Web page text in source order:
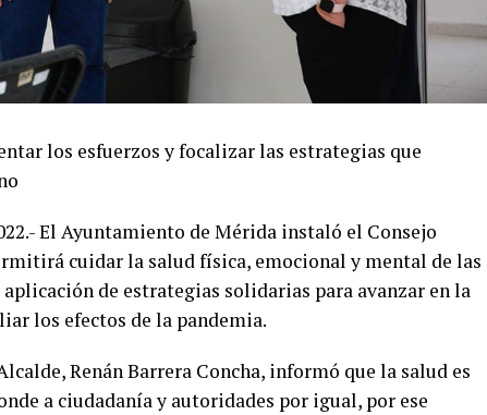
los esfuerzos y focalizar las estrategias que
El Ayuntamiento de Mérida instaló el Consejo
cuidar la salud física, emocional y mental de las
de estrategias solidarias para avanzar en la
los efectos de la pandemia.
Renán Barrera Concha, informó que la salud es
a ciudadanía y autoridades por igual, por ese